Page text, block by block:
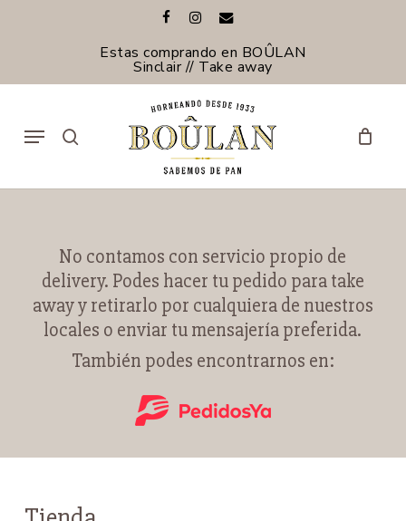
facebookinstagram
email
Estas comprando en BOÛLAN
Sinclair // Take away
Menu
Carrito
No contamos con servicio propio de
delivery. Podes hacer tu pedido para take
away y retirarlo por cualquiera de nuestros
locales o enviar tu mensajería preferida.
También podes encontrarnos en: